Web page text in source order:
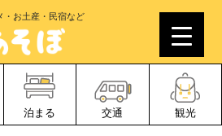
・お土産・民宿など
泊まる 交通 観光